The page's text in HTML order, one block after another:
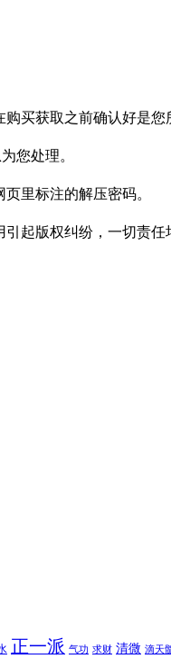
买获取之前确认好是您
您处理。
里标注的解压密码。
起版权纠纷，一切责任
正一派 气功 求财 清微 滴天